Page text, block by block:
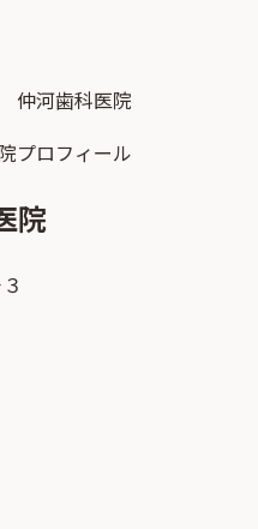
仲河歯科医院
プロフィール
院